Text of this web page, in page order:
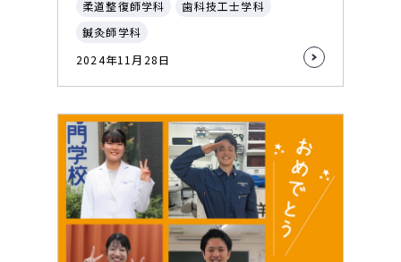
柔道整復師学科
歯科技工士学科
鍼灸師学科
2024年11月28日